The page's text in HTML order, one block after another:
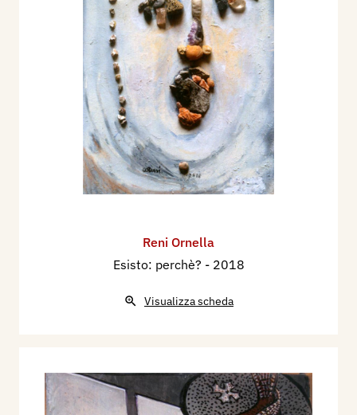
Reni Ornella
Esisto: perchè? - 2018
Visualizza scheda